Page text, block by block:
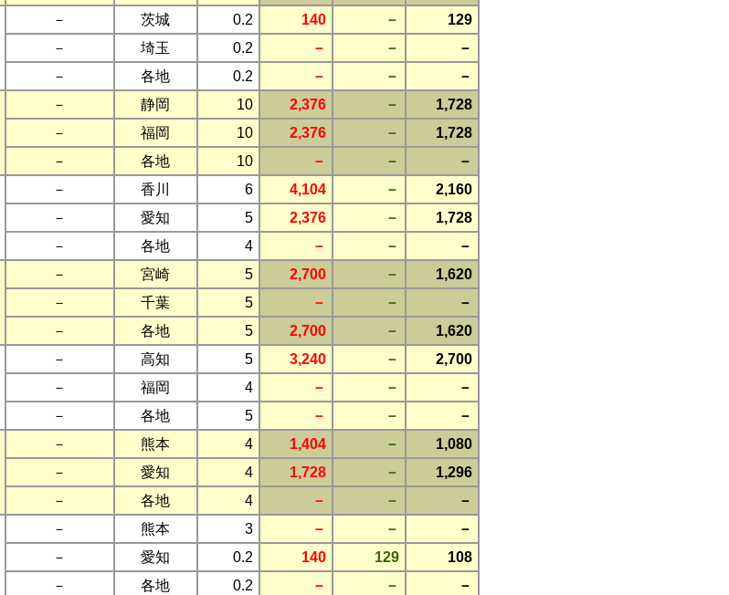
－ 茨城 0.2 140 －
129
－
埼玉 0.2 － －
－
－
各地 0.2 － － －
－ 静岡 10 2,376 －
1,728
－
福岡 10 2,376 －
1,728
－
各地 10 － － －
－ 香川 6 4,104 －
2,160
－
愛知 5 2,376 －
1,728
－
各地 4 － － －
－ 宮崎 5 2,700 －
1,620
－
千葉 5 － －
－
－
各地 5 2,700 － 1,620
－ 高知 5 3,240 －
2,700
－
福岡 4 － －
－
－
各地 5 － － －
－ 熊本 4 1,404 －
1,080
－
愛知 4 1,728 －
1,296
－
各地 4 － － －
－ 熊本 3 － －
－
－
愛知 0.2 140 129
108
－
各地 0.2 － － －